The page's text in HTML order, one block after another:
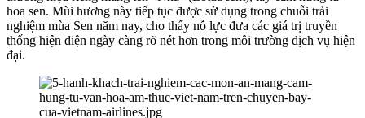
hoa sen. Mùi hương này tiếp tục được sử dụng trong chuỗi trải
nghiệm mùa Sen năm nay, cho thấy nỗ lực đưa các giá trị truyền
thống hiện diện ngày càng rõ nét hơn trong môi trường dịch vụ hiện
đại.